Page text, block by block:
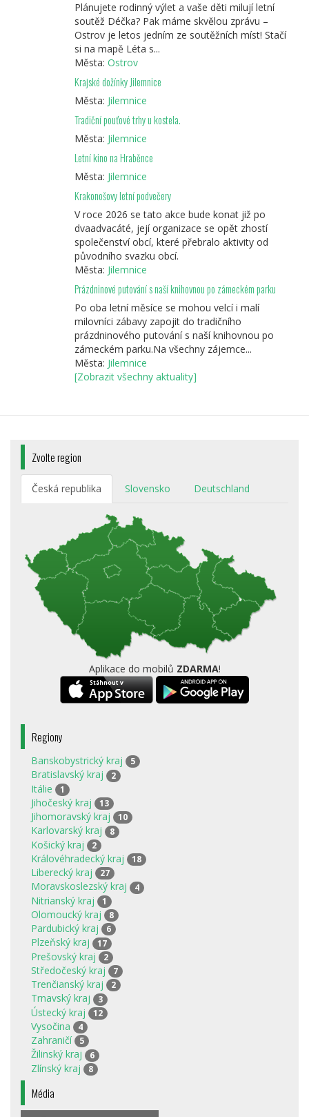
Plánujete rodinný výlet a vaše děti milují letní
soutěž Déčka? Pak máme skvělou zprávu –
Ostrov je letos jedním ze soutěžních míst! Stačí
si na mapě Léta s...
Města: Ostrov
Krajské dožínky Jilemnice
Města: Jilemnice
Tradiční pouťové trhy u kostela.
Města: Jilemnice
Letní kino na Hraběnce
Města: Jilemnice
Krakonošovy letní podvečery
V roce 2026 se tato akce bude konat již po
dvaadvacáté, její organizace se opět zhostí
společenství obcí, které přebralo aktivity od
původního svazku obcí.
Města: Jilemnice
Prázdninové putování s naší knihovnou po zámeckém parku
Po oba letní měsíce se mohou velcí i malí
milovníci zábavy zapojit do tradičního
prázdninového putování s naší knihovnou po
zámeckém parku.Na všechny zájemce...
Města: Jilemnice
[Zobrazit všechny aktuality]
Zvolte region
Česká republika Slovensko Deutschland
Aplikace do mobilů ZDARMA!
Regiony
Banskobystrický kraj 5
Bratislavský kraj 2
Itálie 1
Jihočeský kraj 13
Jihomoravský kraj 10
Karlovarský kraj 8
Košický kraj 2
Královéhradecký kraj 18
Liberecký kraj 27
Moravskoslezský kraj 4
Nitrianský kraj 1
Olomoucký kraj 8
Pardubický kraj 6
Plzeňský kraj 17
Prešovský kraj 2
Středočeský kraj 7
Trenčianský kraj 2
Trnavský kraj 3
Ústecký kraj 12
Vysočina 4
Zahraničí 5
Žilinský kraj 6
Zlínský kraj 8
Média